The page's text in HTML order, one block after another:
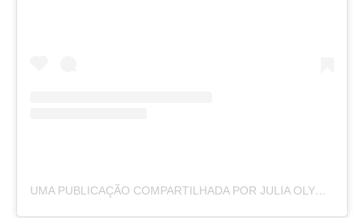
UMA PUBLICAÇÃO COMPARTILHADA POR JULIA OLYMPIO (@JULIAOLYMPIO)